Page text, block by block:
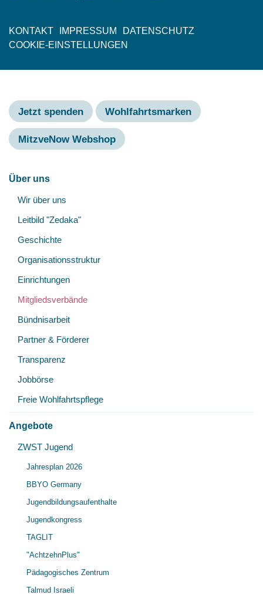
Fußzeile
KONTAKT IMPRESSUM
DATENSCHUTZ
COOKIE-EINSTELLUNGEN
Jetzt spenden Wohlfahrtsmarken
MitzveNow Webshop
Hauptnavigation
Über uns
Wir über uns
Leitbild "Zedaka"
Geschichte
Organisationsstruktur
Einrichtungen
Mitgliedsverbände
Bündnisarbeit
Partner & Förderer
Transparenz
Jobbörse
Freie Wohlfahrtspflege
Angebote
ZWST Jugend
Jahresplan 2026
BBYO Germany
Jugendbildungsaufenthalte
Jugendkongress
TAGLIT
"AchtzehnPlus"
Pädagogisches Zentrum
Talmud Israeli